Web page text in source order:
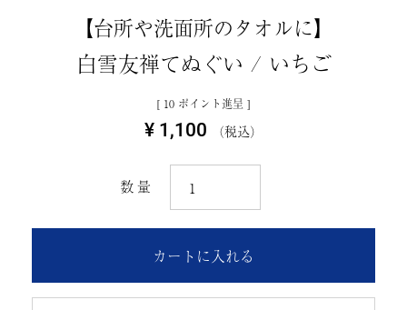
【台所や洗面所のタオルに】
白雪友禅てぬぐい / いちご
[ 10 ポイント進呈 ]
¥ 1,100 税込
カートに入れる